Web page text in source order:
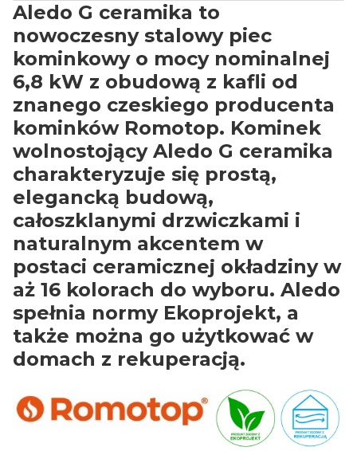
Aledo G ceramika to
nowoczesny stalowy piec
kominkowy o mocy nominalnej
6,8 kW z obudową z kafli od
znanego czeskiego producenta
kominków Romotop. Kominek
wolnostojący Aledo G ceramika
charakteryzuje się prostą,
elegancką budową,
całoszklanymi drzwiczkami i
naturalnym akcentem w
postaci ceramicznej okładziny w
aż 16 kolorach do wyboru. Aledo
spełnia normy Ekoprojekt, a
także można go użytkować w
domach z rekuperacją.